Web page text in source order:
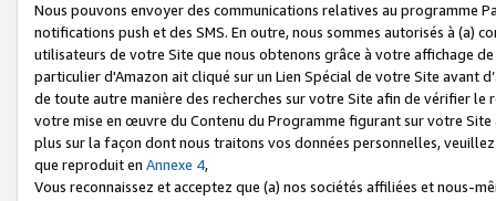
Nous pouvons envoyer des communications relatives au programme
notifications push et des SMS. En outre, nous sommes autorisés à
utilisateurs de votre Site que nous obtenons grâce à votre affichage
particulier d'Amazon ait cliqué sur un Lien Spécial de votre Site avant
de toute autre manière des recherches sur votre Site afin de vérifier
votre mise en œuvre du Contenu du Programme figurant sur votre
plus sur la façon dont nous traitons vos données personnelles,
que reproduit en Annexe 4,
Vous reconnaissez et acceptez que (a) nos sociétés affiliées et nous-